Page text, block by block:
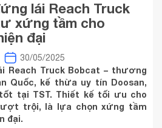
lái Reach Truck
xứng tầm cho
đại
30/05/2025
Reach Truck Bobcat – thương
Quốc, kế thừa uy tín Doosan,
tại TST. Thiết kế tối ưu cho
trội, là lựa chọn xứng tầm
đại.